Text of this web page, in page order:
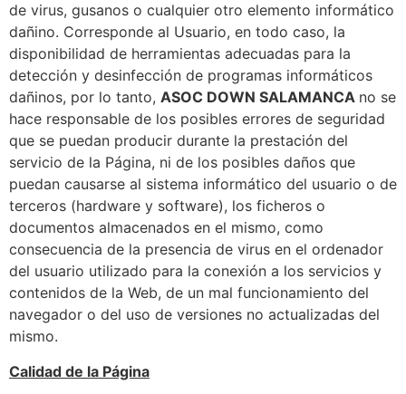
de virus, gusanos o cualquier otro elemento informático
dañino. Corresponde al Usuario, en todo caso, la
disponibilidad de herramientas adecuadas para la
detección y desinfección de programas informáticos
dañinos, por lo tanto, ASOC DOWN SALAMANCA no se
hace responsable de los posibles errores de seguridad
que se puedan producir durante la prestación del
servicio de la Página, ni de los posibles daños que
puedan causarse al sistema informático del usuario o de
terceros (hardware y software), los ficheros o
documentos almacenados en el mismo, como
consecuencia de la presencia de virus en el ordenador
del usuario utilizado para la conexión a los servicios y
contenidos de la Web, de un mal funcionamiento del
navegador o del uso de versiones no actualizadas del
mismo.
Calidad de la Página